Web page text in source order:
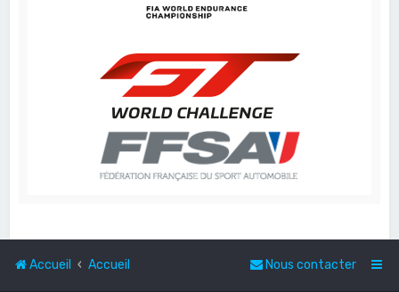
Accueil Accueil Nous contacter